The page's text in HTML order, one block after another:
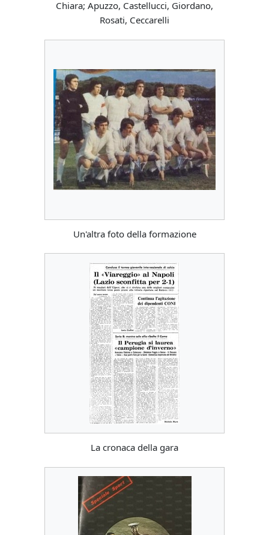
Chiara; Apuzzo, Castellucci, Giordano,
Rosati, Ceccarelli
Un'altra foto della formazione
La cronaca della gara